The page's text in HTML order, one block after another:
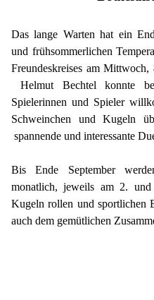
Das lange Warten hat ein
und frühsommerlichen
Freundeskreises am
Helmut Bechtel konnte
Spielerinnen und Spieler
Schweinchen und Kugeln
spannende und interessante
Bis Ende September
monatlich, jeweils am 2.
Kugeln rollen und sportlichen
auch dem gemütlichen